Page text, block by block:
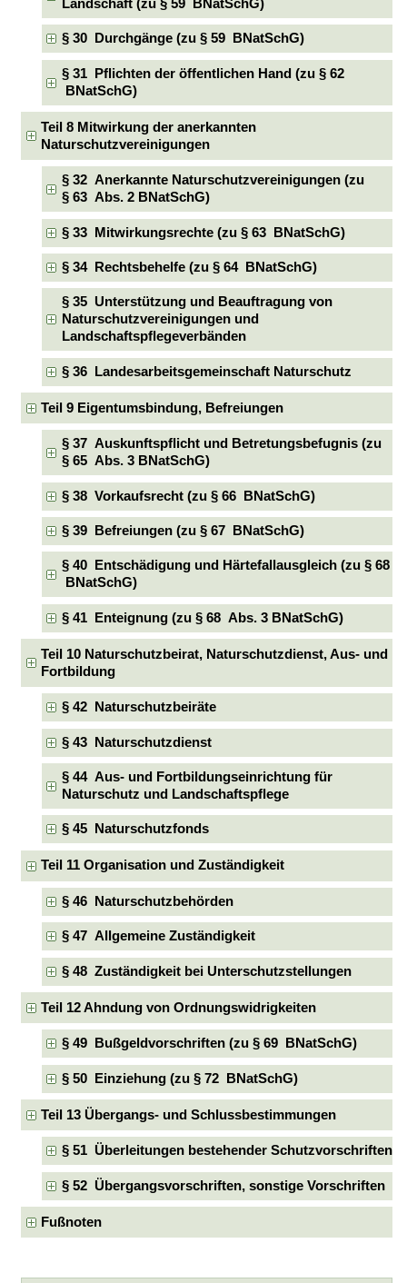
Landschaft (zu § 59 BNatSchG)
§ 30 Durchgänge (zu § 59 BNatSchG)
§ 31 Pflichten der öffentlichen Hand (zu § 62
BNatSchG)
Teil 8 Mitwirkung der anerkannten
Naturschutzvereinigungen
§ 32 Anerkannte Naturschutzvereinigungen (zu
§ 63 Abs. 2 BNatSchG)
§ 33 Mitwirkungsrechte (zu § 63 BNatSchG)
§ 34 Rechtsbehelfe (zu § 64 BNatSchG)
§ 35 Unterstützung und Beauftragung von
Naturschutzvereinigungen und
Landschaftspflegeverbänden
§ 36 Landesarbeitsgemeinschaft Naturschutz
Teil 9 Eigentumsbindung, Befreiungen
§ 37 Auskunftspflicht und Betretungsbefugnis (zu
§ 65 Abs. 3 BNatSchG)
§ 38 Vorkaufsrecht (zu § 66 BNatSchG)
§ 39 Befreiungen (zu § 67 BNatSchG)
§ 40 Entschädigung und Härtefallausgleich (zu § 68
BNatSchG)
§ 41 Enteignung (zu § 68 Abs. 3 BNatSchG)
Teil 10 Naturschutzbeirat, Naturschutzdienst, Aus- und
Fortbildung
§ 42 Naturschutzbeiräte
§ 43 Naturschutzdienst
§ 44 Aus- und Fortbildungseinrichtung für
Naturschutz und Landschaftspflege
§ 45 Naturschutzfonds
Teil 11 Organisation und Zuständigkeit
§ 46 Naturschutzbehörden
§ 47 Allgemeine Zuständigkeit
§ 48 Zuständigkeit bei Unterschutzstellungen
Teil 12 Ahndung von Ordnungswidrigkeiten
§ 49 Bußgeldvorschriften (zu § 69 BNatSchG)
§ 50 Einziehung (zu § 72 BNatSchG)
Teil 13 Übergangs- und Schlussbestimmungen
§ 51 Überleitungen bestehender Schutzvorschriften
§ 52 Übergangsvorschriften, sonstige Vorschriften
Fußnoten